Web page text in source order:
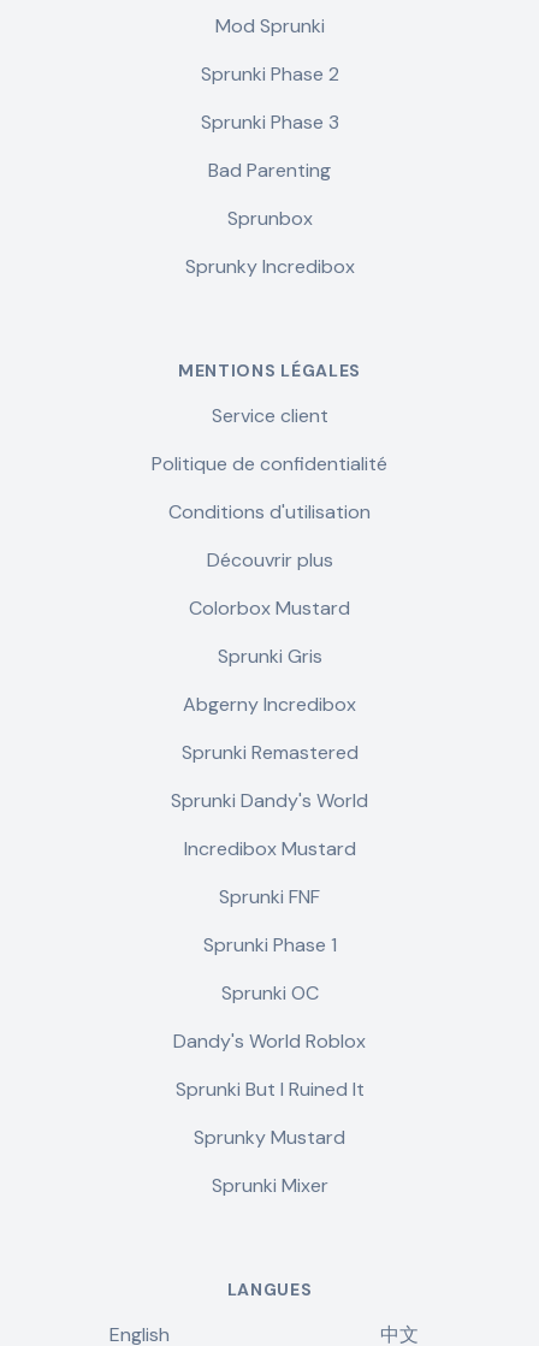
Mod Sprunki
Sprunki Phase 2
Sprunki Phase 3
Bad Parenting
Sprunbox
Sprunky Incredibox
MENTIONS LÉGALES
Service client
Politique de confidentialité
Conditions d'utilisation
Découvrir plus
Colorbox Mustard
Sprunki Gris
Abgerny Incredibox
Sprunki Remastered
Sprunki Dandy's World
Incredibox Mustard
Sprunki FNF
Sprunki Phase 1
Sprunki OC
Dandy's World Roblox
Sprunki But I Ruined It
Sprunky Mustard
Sprunki Mixer
LANGUES
English 中文